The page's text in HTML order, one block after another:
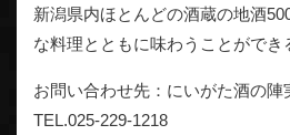
新潟県内ほとんどの酒蔵の地酒
な料理とともに味わうことができ
お問い合わせ先：にいがた酒の陣
TEL.025-229-1218